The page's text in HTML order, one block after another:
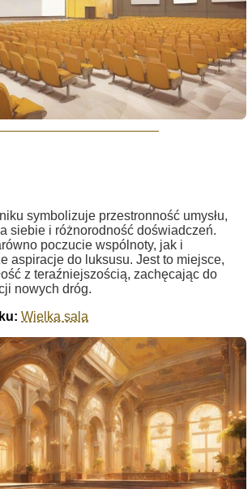
symbolizuje przestronność umysłu,
siebie i różnorodność doświadczeń.
poczucie wspólnoty, jak i
aspiracje do luksusu. Jest to miejsce,
z teraźniejszością, zachęcając do
nowych dróg.
Wielka sala